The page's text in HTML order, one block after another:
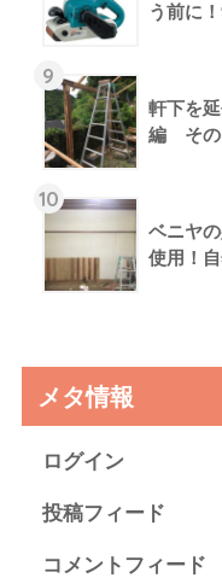
う前に
9
軒下を
編 その
10
ベニヤ
使用！自
メタ情報
ログイン
投稿フィード
コメントフィード